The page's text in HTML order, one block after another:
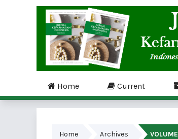
Home Current
Home Archives